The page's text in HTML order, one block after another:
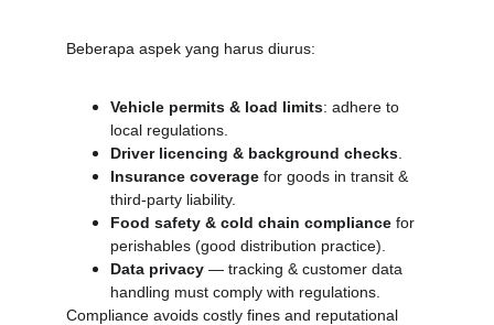
Beberapa aspek yang harus diurus:
Vehicle permits & load limits: adhere to
local regulations.
Driver licencing & background checks
Insurance coverage for goods in transit &
third-party liability.
Food safety & cold chain compliance for
perishables (good distribution practice).
Data privacy — tracking & customer data
handling must comply with regulations.
Compliance avoids costly fines and reputational